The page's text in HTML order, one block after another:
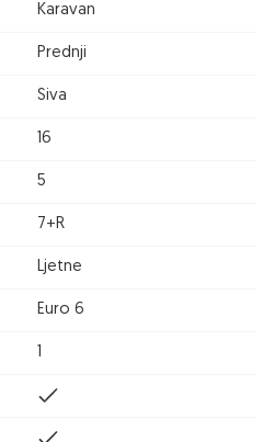
Karavan
Prednji
Siva
16
5
7+R
Ljetne
Euro 6
1